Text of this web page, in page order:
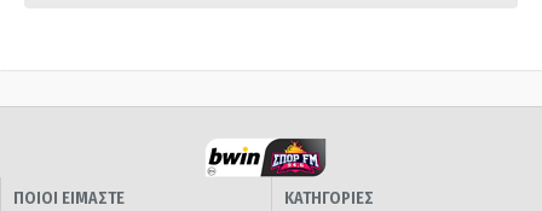
ΠΟΙΟΙ ΕΙΜΑΣΤΕ
ΚΑΤΗΓΟΡΙΕΣ